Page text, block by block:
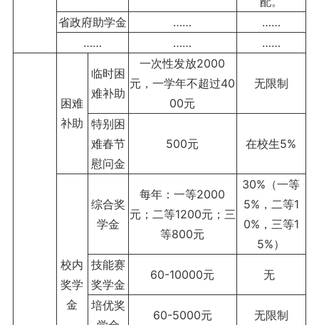
省政府助学金
……
……
……
…… ……
困难
补助
临时困
难补助
一次性发放2000
元，一学年不超过40
00元
无限制
特别困
难春节
慰问金
500元 在校生5%
校内
奖学
金
综合奖
学金
每年：一等2000
元；二等1200元；三
等800元
30%（一等
5%，二等1
0%，三等1
5%）
技能赛
奖学金
60-10000元 无
培优奖
60-5000元 无限制